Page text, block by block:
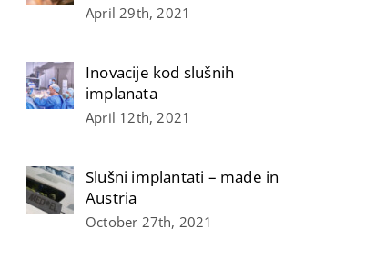
April 29th, 2021
Inovacije kod slušnih
implanata
April 12th, 2021
Slušni implantati – made in
Austria
October 27th, 2021